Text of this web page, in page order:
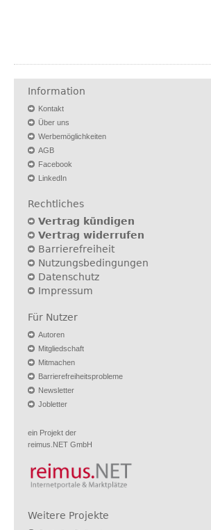
Information
Kontakt
Über uns
Werbemöglichkeiten
AGB
Facebook
LinkedIn
Rechtliches
Vertrag kündigen
Vertrag widerrufen
Barrierefreiheit
Nutzungsbedingungen
Datenschutz
Impressum
Für Nutzer
Autoren
Mitgliedschaft
Mitmachen
Barrierefreiheitsprobleme
Newsletter
Jobletter
ein Projekt der
reimus.NET GmbH
Weitere Projekte